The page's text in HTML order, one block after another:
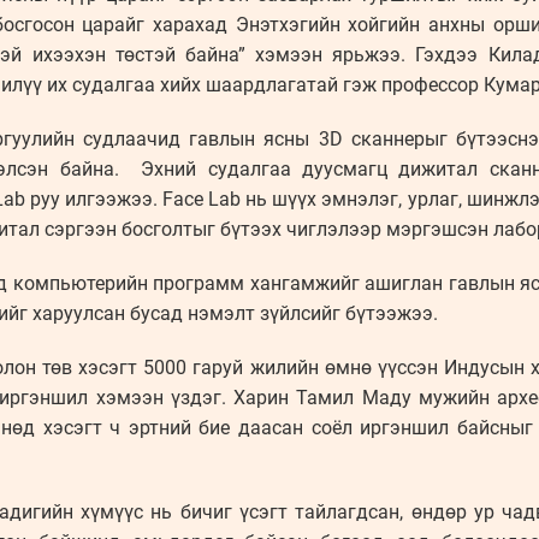
царайг харахад Энэтхэгийн хойгийн анхны
ихээхэн төстэй байна” хэмээн ярьжээ. Гэхдээ
их судалгаа хийх шаардлагатай гэж профессор
судлаачид гавлын ясны 3D сканнерыг
байна. Эхний судалгаа дуусмагц дижитал
руу илгээжээ. Face Lab нь шүүх эмнэлэг, урлаг,
сэргээн босголтыг бүтээх чиглэлээр мэргэшсэн
компьютерийн программ хангамжийг ашиглан гавлын
харуулсан бусад нэмэлт зүйлсийг бүтээжээ.
төв хэсэгт 5000 гаруй жилийн өмнө үүссэн Индусын
хэмээн үздэг. Харин Тамил Маду мужийн
хэсэгт ч эртний бие даасан соёл иргэншил
хүмүүс нь бичиг үсэгт тайлагдсан, өндөр ур